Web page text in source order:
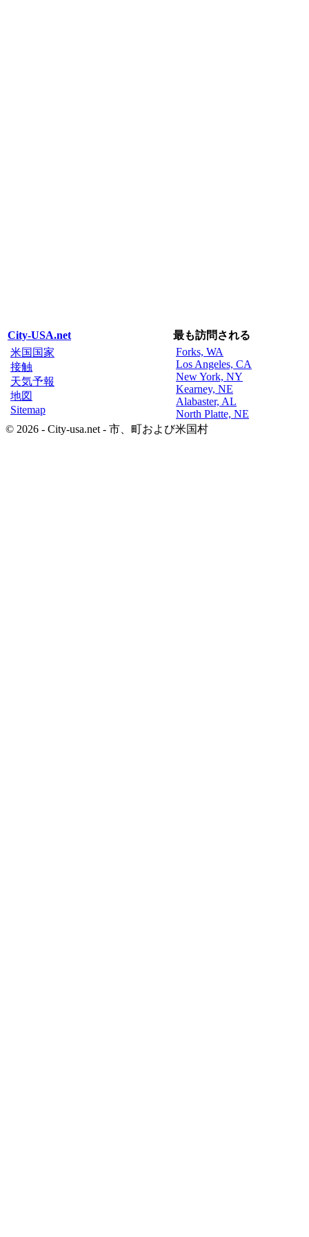
City-USA.net
最も訪問される
米国国家
接触
天気予報
地図
Sitemap
Forks, WA
Los Angeles, CA
New York, NY
Kearney, NE
Alabaster, AL
North Platte, NE
© 2026 - City-usa.net - 市、町および米国村